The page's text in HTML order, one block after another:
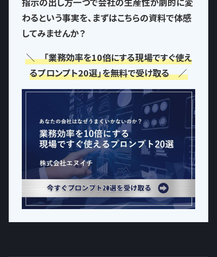
わるという事実を、まずはこちらの資料で体感
してみませんか？
＼ 「業務効率を10倍にする現場ですぐ使え
るプロンプト20選」を無料で受け取る ／